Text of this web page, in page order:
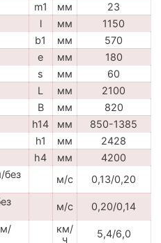
m1 мм
23
l мм
1150
b1 мм
570
e мм
180
s мм
60
L мм
2100
B мм
820
h14 мм
850-1385
h1 мм
2428
h4 мм
4200
без
м/с
0,13/0,20
м/с
0,20/0,14
км/
ч
5,4/6,0